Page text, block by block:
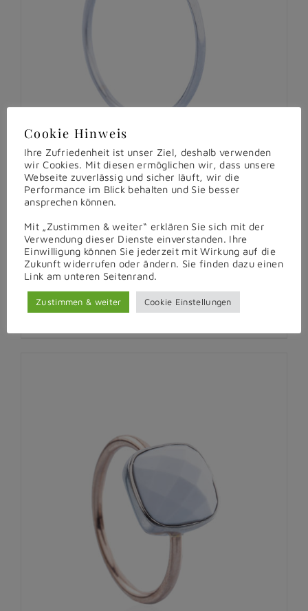
Naturfärbiger Brillant-Ring
€1.490,00 inkl. MwSt.
Cookie Hinweis
Ihre Zufriedenheit ist unser Ziel, deshalb verwenden
wir Cookies. Mit diesen ermöglichen wir, dass unsere
Webseite zuverlässig und sicher läuft, wir die
Performance im Blick behalten und Sie besser
ansprechen können.
Mit „Zustimmen & weiter“ erklären Sie sich mit der
Verwendung dieser Dienste einverstanden. Ihre
Einwilligung können Sie jederzeit mit Wirkung auf die
Zukunft widerrufen oder ändern. Sie finden dazu einen
Link am unteren Seitenrand.
Zustimmen & weiter Cookie Einstellungen